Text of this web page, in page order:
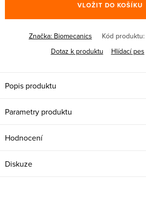
VLOŽIT DO KOŠÍKU
Značka: Biomecanics Kód produktu:
Dotaz k produktu
Hlídací pes
Popis produktu
Parametry produktu
Hodnocení
Diskuze